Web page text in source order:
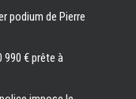
podium de Pierre
990 € prête à